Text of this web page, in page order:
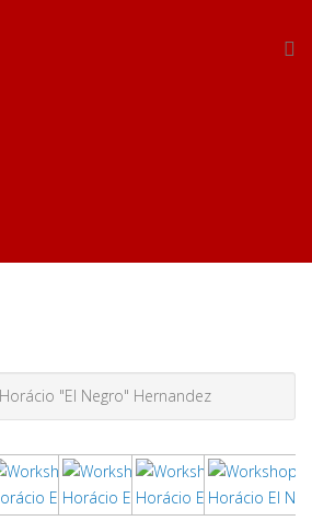
"El Negro" Hernandez